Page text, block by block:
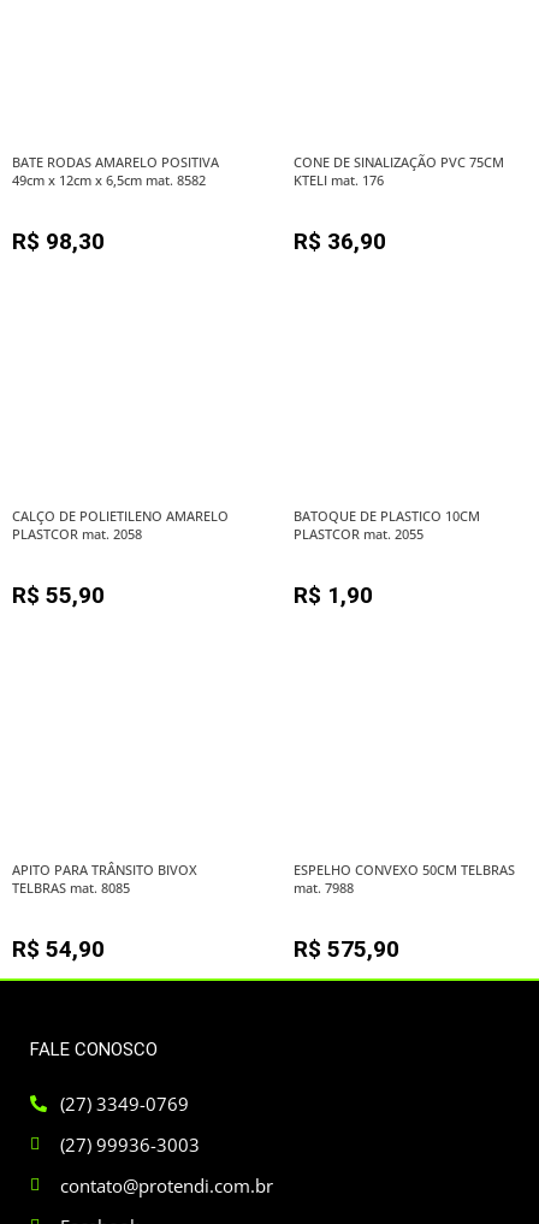
BATE RODAS AMARELO POSITIVA
49cm x 12cm x 6,5cm mat. 8582
R$ 98,30
CONE DE SINALIZAÇÃO PVC 75CM
KTELI mat. 176
R$ 36,90
CALÇO DE POLIETILENO AMARELO
PLASTCOR mat. 2058
R$ 55,90
BATOQUE DE PLASTICO 10CM
PLASTCOR mat. 2055
R$ 1,90
APITO PARA TRÂNSITO BIVOX
TELBRAS mat. 8085
R$ 54,90
ESPELHO CONVEXO 50CM TELBRAS
mat. 7988
R$ 575,90
FALE CONOSCO
(27) 3349-0769
(27) 99936-3003
contato@protendi.com.br